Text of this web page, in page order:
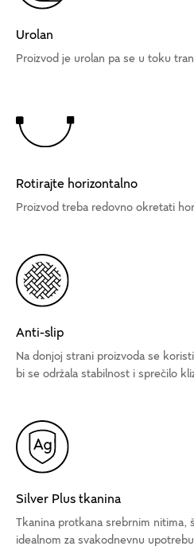
Urolan
Proizvod je urolan pa se u toku
Rotirajte horizontalno
Proizvod treba redovno okretati
Anti-slip
Na donjoj strani proizvoda se
bi se održala stabilnost i sprečilo
Silver Plus tkanina
Tkanina protkana srebrnim nitima,
idealnom za svakodnevnu